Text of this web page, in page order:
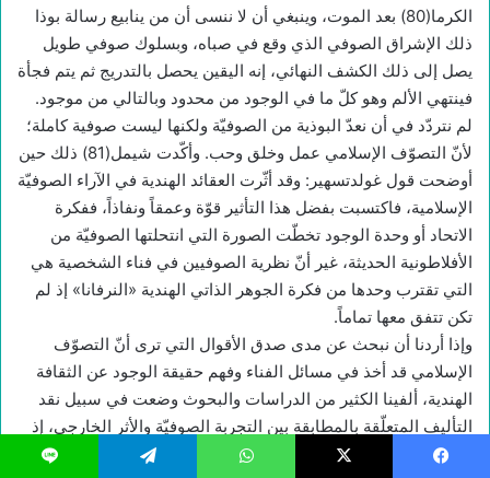
الكرما(80) بعد الموت، وينبغي أن لا ننسى أن من ينابيع رسالة بوذا
ذلك الإشراق الصوفي الذي وقع في صباه، وبسلوك صوفي طويل
يصل إلى ذلك الكشف النهائي، إنه اليقين يحصل بالتدريج ثم يتم فجأة
فينتهي الألم وهو كلّ ما في الوجود من محدود وبالتالي من موجود.
لم نتردّد في أن نعدّ البوذية من الصوفيّة ولكنها ليست صوفية كاملة؛
لأنّ التصوّف الإسلامي عمل وخلق وحب. وأكّدت شيمل(81) ذلك حين
أوضحت قول غولدتسهير: وقد أثّرت العقائد الهندية في الآراء الصوفيّة
الإسلامية، فاكتسبت بفضل هذا التأثير قوّة وعمقاً ونفاذاً، ففكرة
الاتحاد أو وحدة الوجود تخطّت الصورة التي انتحلتها الصوفيّة من
الأفلاطونية الحديثة، غير أنّ نظرية الصوفيين في فناء الشخصية هي
التي تقترب وحدها من فكرة الجوهر الذاتي الهندية «النرفانا» إذ لم
تكن تتفق معها تماماً.
وإذا أردنا أن نبحث عن مدى صدق الأقوال التي ترى أنّ التصوّف
الإسلامي قد أخذ في مسائل الفناء وفهم حقيقة الوجود عن الثقافة
الهندية، ألفينا الكثير من الدراسات والبحوث وضعت في سبيل نقد
التأليف المتعلّقة بالمطابقة بين التجربة الصوفيّة والأثر الخارجي، إذ
عمل الكثير من الباحثين الأوربيين المتأخرين من مستشرقين وغيرهم